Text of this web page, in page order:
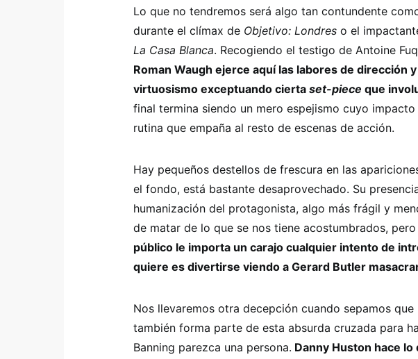
Lo que no tendremos será algo tan contundente
durante el clímax de Objetivo: Londres o el
La Casa Blanca. Recogiendo el testigo de Antoine
Roman Waugh ejerce aquí las labores de dirección
virtuosismo exceptuando cierta set-piece que
final termina siendo un mero espejismo cuyo
rutina que empaña al resto de escenas de acción.
Hay pequeños destellos de frescura en las
el fondo, está bastante desaprovechado. Su
humanización del protagonista, algo más frágil y
de matar de lo que se nos tiene acostumbrados, pero
público le importa un carajo cualquier intento de
quiere es divertirse viendo a Gerard Butler
Nos llevaremos otra decepción cuando sepamos que
también forma parte de esta absurda cruzada para
Banning parezca una persona. Danny Huston hace